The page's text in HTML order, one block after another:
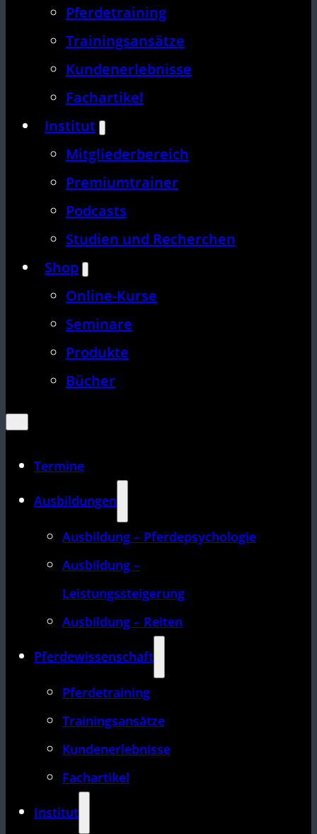
Pferdetraining
Trainingsansätze
Kundenerlebnisse
Fachartikel
Institut
Mitgliederbereich
Premiumtrainer
Podcasts
Studien und Recherchen
Shop
Online-Kurse
Seminare
Produkte
Bücher
Termine
Ausbildungen
Ausbildung – Pferdepsychologie
Ausbildung –
Leistungssteigerung
Ausbildung – Reiten
Pferdewissenschaft
Pferdetraining
Trainingsansätze
Kundenerlebnisse
Fachartikel
Institut